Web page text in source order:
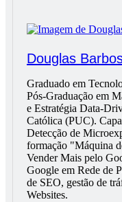
Douglas
Graduado em
Pós-Graduação em
e Estratégia Data-
Católica (PUC).
Detecção de
formação "Máquina
Vender Mais pelo
Google em Rede de
de SEO, gestão de
Websites.